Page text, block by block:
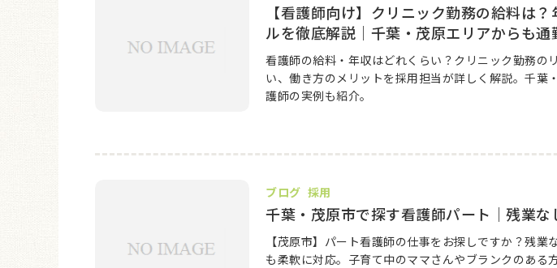
【看護師向け】クリニック勤務の給料は
ルを徹底解説｜千葉・茂原エリアからも通
看護師の給料・年収はどれくらい？クリニック勤務の
い、働き方のメリットを採用担当が詳しく解説。千葉
護師の実例も紹介。
ブログ 採用
千葉・茂原市で探す看護師パート｜残業な
【茂原市】パート看護師の仕事をお探しですか？残業
も柔軟に対応。子育て中のママさんやブランクのある